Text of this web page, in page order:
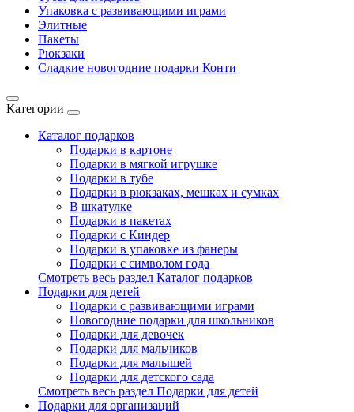
Упаковка с развивающими играми
Элитные
Пакеты
Рюкзаки
Сладкие новогодние подарки Конти
Категории
Каталог подарков
Подарки в картоне
Подарки в мягкой игрушке
Подарки в тубе
Подарки в рюкзаках, мешках и сумках
В шкатулке
Подарки в пакетах
Подарки с Киндер
Подарки в упаковке из фанеры
Подарки с символом года
Смотреть весь раздел Каталог подарков
Подарки для детей
Подарки с развивающими играми
Новогодние подарки для школьников
Подарки для девочек
Подарки для мальчиков
Подарки для малышей
Подарки для детского сада
Смотреть весь раздел Подарки для детей
Подарки для организаций